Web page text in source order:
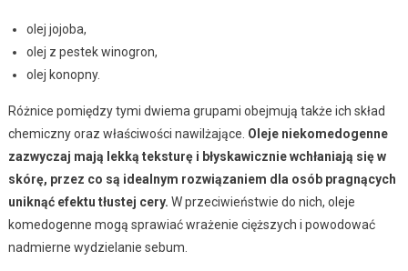
olej jojoba,
olej z pestek winogron,
olej konopny.
Różnice pomiędzy tymi dwiema grupami obejmują także ich skład
chemiczny oraz właściwości nawilżające. Oleje niekomedogenne
zazwyczaj mają lekką teksturę i błyskawicznie wchłaniają się w
skórę, przez co są idealnym rozwiązaniem dla osób pragnących
uniknąć efektu tłustej cery. W przeciwieństwie do nich, oleje
komedogenne mogą sprawiać wrażenie cięższych i powodować
nadmierne wydzielanie sebum.